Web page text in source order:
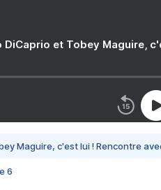
DiCaprio et Tobey Maguire,
Maguire, c'est lui ! Rencontre
6